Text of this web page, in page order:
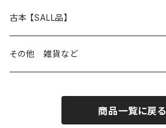
本屋のこと
近代小説 エッセイ 戯曲（日本人作家）
現代小説 エッセイ 戯曲（日本人作家）
現代小説 エッセイ 戯曲（外国人作家）
日々 の できこと
日常の 風景 群像
生き方 ライフスタイル
人生 生き方 について考える
食べ物 料理
読書のこと
本屋のこと
日本文学
小説 エッセイ 戯曲（日本人作家）
海外文学
詩（外国人作家）
日常の 風景 群像
生き方 ライフスタイル
日本文学
小説 エッセイ 戯曲
海外文学
古本 【SALL品】
20％OFF
その他 雑貨など
商品一覧に戻る